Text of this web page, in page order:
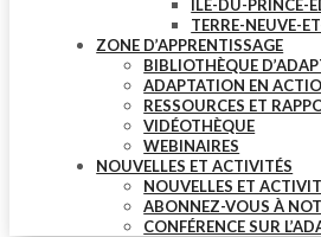
ÎLE-DU-PRINCE-
TERRE-NEUVE-
ZONE D’APPRENTISSAGE
BIBLIOTHÈQUE
ADAPTATION EN
RESSOURCES ET
VIDÉOTHÈQUE
WEBINAIRES
NOUVELLES ET ACTIVITÉS
NOUVELLES ET
ABONNEZ-VOUS À
CONFÉRENCE SUR